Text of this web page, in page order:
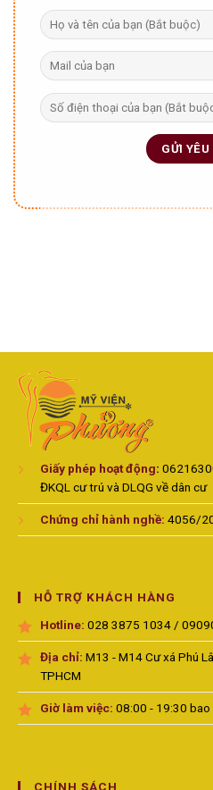
Giấy phép hoạt động:
ĐKQL cư trú và DLQG về dân cư
Chứng chỉ hành nghề: 4056/
HỖ TRỢ KHÁCH HÀNG
Hotline: 028 3875 1034 /
Địa chỉ: M13 - M14 Cư xá Phú
TPHCM
Giờ làm việc: 08:00 - 19:30 bao
CHÍNH SÁCH